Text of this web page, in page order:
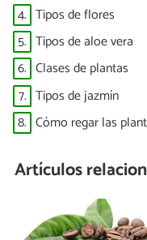
4. Tipos de flores
5. Tipos de aloe vera
6. Clases de plantas
7. Tipos de jazmín
8. Cómo regar las
Artículos